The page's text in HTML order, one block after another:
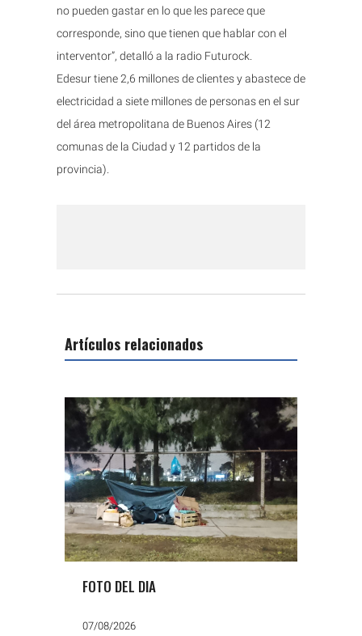
no pueden gastar en lo que les parece que
corresponde, sino que tienen que hablar con el
interventor”, detalló a la radio Futurock.
Edesur tiene 2,6 millones de clientes y abastece de
electricidad a siete millones de personas en el sur
del área metropolitana de Buenos Aires (12
comunas de la Ciudad y 12 partidos de la
provincia).
Artículos relacionados
FOTO DEL DIA
07/08/2026